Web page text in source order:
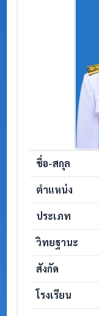
ชื่อ-สกุล
ตำแหน่ง
ประเภท
วิทยฐานะ
สังกัด
โรงเรียน